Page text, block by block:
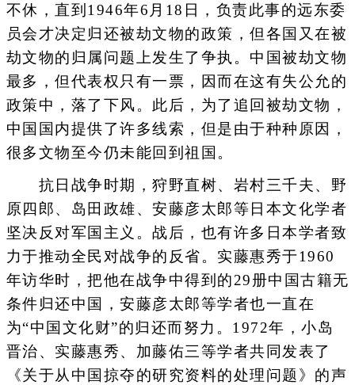
不休，直到1946年6月18日，负责此事的远东委
员会才决定归还被劫文物的政策，但各国又在被
劫文物的归属问题上发生了争执。中国被劫文物
最多，但代表权只有一票，因而在这有失公允的
政策中，落了下风。此后，为了追回被劫文物，
中国国内提供了许多线索，但是由于种种原因，
很多文物至今仍未能回到祖国。
抗日战争时期，狩野直树、岩村三千夫、野
原四郎、岛田政雄、安藤彦太郎等日本文化学者
坚决反对军国主义。战后，也有许多日本学者致
力于推动全民对战争的反省。实藤惠秀于1960
年访华时，把他在战争中得到的29册中国古籍无
条件归还中国，安藤彦太郎等学者也一直在
为“中国文化财”的归还而努力。1972年，小岛
晋治、实藤惠秀、加藤佑三等学者共同发表了
《关于从中国掠夺的研究资料的处理问题》的声